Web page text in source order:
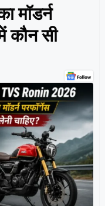
मॉडर्न
कौन सी